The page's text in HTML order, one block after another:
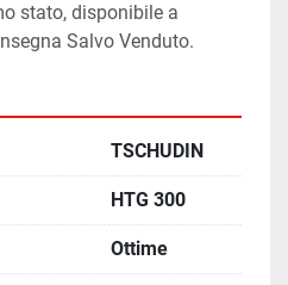
stato, disponibile a
Salvo Venduto.
TSCHUDIN
HTG 300
Ottime